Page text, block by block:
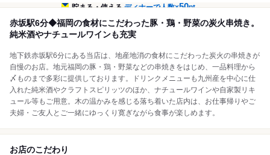
貯まる・使えるディナーで人数×50pt
赤坂駅6分◆福岡の食材にこだわった豚・鶏・野菜の炭火串焼き。
純米酒やナチュールワインも充実
地下鉄赤坂駅6分にある当店は、地産地消の食材にこだわった炭火の串焼きが
自慢のお店。地元福岡の豚・鶏・野菜などの串焼きをはじめ、一品料理から
〆ものまで多彩に提供しております。ドリンクメニューも九州産を中心に仕
入れた純米酒やクラフトスピリッツのほか、ナチュールワインや自家製リキ
ュール等もご用意。木の温かみを感じる落ち着いた店内は、お仕事帰りやご
夫婦・ご友人とご一緒にゆっくり寛ぎながら食事が楽しめます。
お店のこだわり